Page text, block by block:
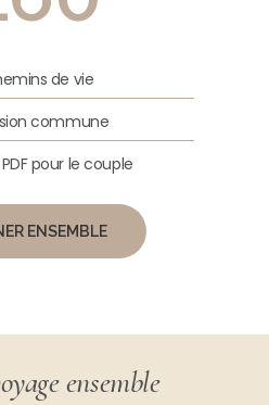
de vie
commune
pour le couple
ENSEMBLE
ensemble